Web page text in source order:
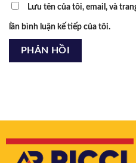
Lưu tên của tôi, email, và
lần bình luận kế tiếp của tôi.